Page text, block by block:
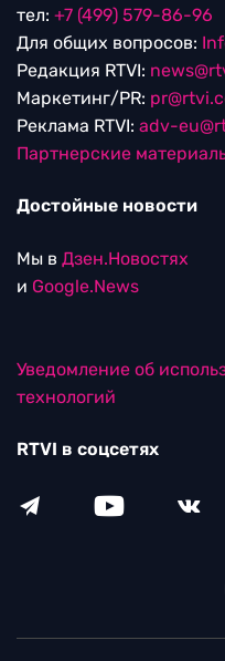
тел: +7 (499) 579-86-96
Для общих вопросов:
Редакция RTVI:
Маркетинг/PR:
Реклама RTVI: adv-
Партнерские
Достойные новости
Мы в Дзен.Новостях
и Google.News
Уведомление об
технологий
RTVI в соцсетях